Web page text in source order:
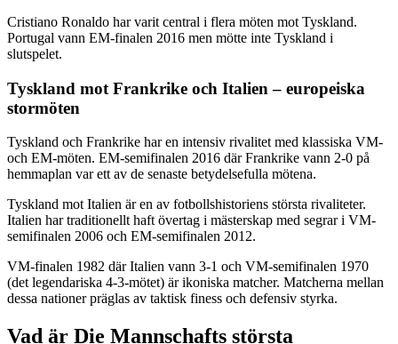
Cristiano Ronaldo har varit central i flera möten mot Tyskland.
Portugal vann EM-finalen 2016 men mötte inte Tyskland i
slutspelet.
Tyskland mot Frankrike och Italien – europeiska
stormöten
Tyskland och Frankrike har en intensiv rivalitet med klassiska VM-
och EM-möten. EM-semifinalen 2016 där Frankrike vann 2-0 på
hemmaplan var ett av de senaste betydelsefulla mötena.
Tyskland mot Italien är en av fotbollshistoriens största rivaliteter.
Italien har traditionellt haft övertag i mästerskap med segrar i VM-
semifinalen 2006 och EM-semifinalen 2012.
VM-finalen 1982 där Italien vann 3-1 och VM-semifinalen 1970
(det legendariska 4-3-mötet) är ikoniska matcher. Matcherna mellan
dessa nationer präglas av taktisk finess och defensiv styrka.
Vad är Die Mannschafts största